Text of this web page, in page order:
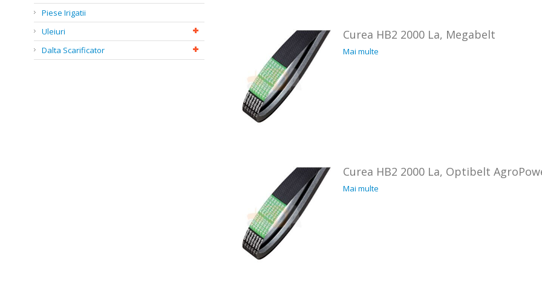
Curea HB2 2000 La, Megabelt
Mai multe
Curea HB2 2000 La, Optibelt
Mai multe
Piese Irigatii
Uleiuri
Dalta Scarificator